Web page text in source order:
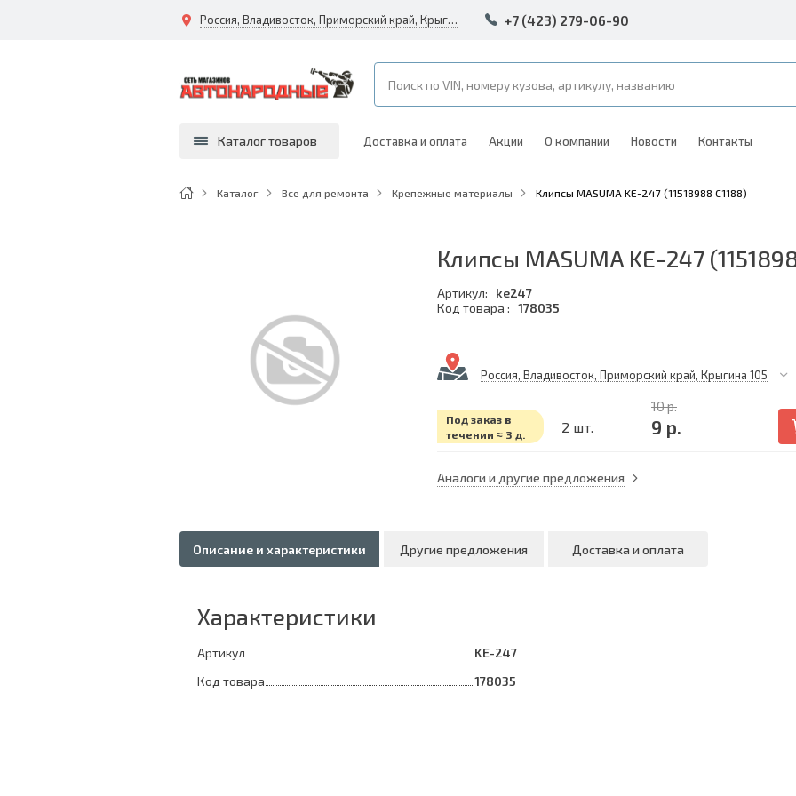
Россия, Владивосток, Приморский край, Крыгина 105 +7 (423) 279-06-90
Каталог товаров Доставка и оплата Акции О компании Новости Контакты
Каталог Все для ремонта Крепежные материалы Клипсы MASUMA KE-247 (11518988 C1188)
Клипсы MASUMA KE-247
Артикул:
ke247
Код товара : 178035
Россия, Владивосток, Приморский край, Крыгина 105
Под заказ в
течении ≈ 3 д.
2 шт.
10 р.
9 р.
Аналоги и другие предложения
Описание и характеристики Другие предложения Доставка и оплата
Характеристики
Артикул
KE-247
Код товара
178035